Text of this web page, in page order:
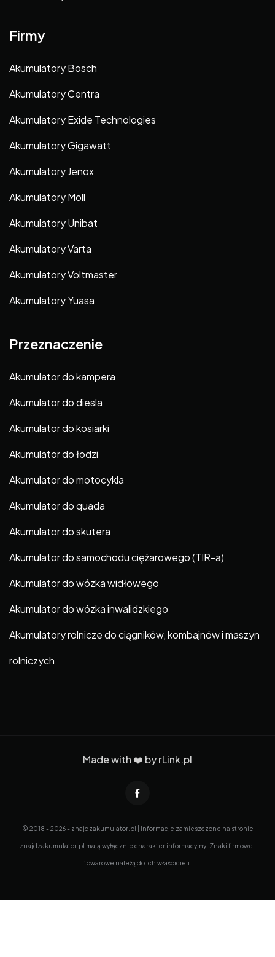
Firmy
Akumulatory Bosch
Akumulatory Centra
Akumulatory Exide Technologies
Akumulatory Gigawatt
Akumulatory Jenox
Akumulatory Moll
Akumulatory Unibat
Akumulatory Varta
Akumulatory Voltmaster
Akumulatory Yuasa
Przeznaczenie
Akumulator do kampera
Akumulator do diesla
Akumulator do kosiarki
Akumulator do łodzi
Akumulator do motocykla
Akumulator do quada
Akumulator do skutera
Akumulator do samochodu ciężarowego (TIR-a)
Akumulator do wózka widłowego
Akumulator do wózka inwalidzkiego
Akumulatory rolnicze do ciągników, kombajnów i maszyn
rolniczych
Made with ❤️ byrLink.pl
© 2018 - 2026 - znajdzakumulator.pl | Informacje zamieszczone na stronie
znajdzakumulator.pl mają wyłącznie charakter informacyjny. Znaki firmowe i
towarowe należą do ich właścicieli.